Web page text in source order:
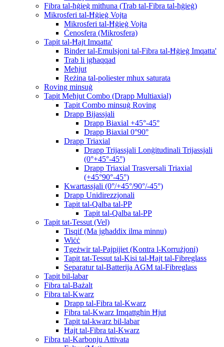
Fibra tal-ħġieġ mitħuna (Trab tal-Fibra tal-ħġieġ)
Mikrosferi tal-Ħġieġ Vojta
Mikrosferi tal-Ħġieġ Vojta
Ċenosfera (Mikrosfera)
Tapit tal-Ħajt Imqatta'
Binder tal-Emulsjoni tal-Fibra tal-Ħġieġ Imqatta'
Trab li jgħaqqad
Meħjut
Reżina tal-poliester mhux saturata
Roving minsuġ
Tapit Meħjut Combo (Drapp Multiaxial)
Tapit Combo minsuġ Roving
Drapp Bijassjali
Drapp Biaxial +45°-45°
Drapp Biaxial 0°90°
Drapp Triaxial
Drapp Trijassjali Lonġitudinali Trijassjali
(0°+45°-45°)
Drapp Triaxial Trasversali Triaxial
(+45°90°-45°)
Kwartassjali (0°/+45°/90°/-45°)
Drapp Unidirezzjonali
Tapit tal-Qalba tal-PP
Tapit tal-Qalba tal-PP
Tapit tat-Tessut (Vel)
Tisqif (Ma jgħaddix ilma minnu)
Wiċċ
Tgeżwir tal-Pajpijiet (Kontra l-Korrużjoni)
Tapit tat-Tessut tal-Kisi tal-Ħajt tal-Fibreglass
Separatur tal-Batterija AGM tal-Fibreglass
Tapit bil-labar
Fibra tal-Bażalt
Fibra tal-Kwarz
Drapp tal-Fibra tal-Kwarz
Fibra tal-Kwarz Imqattgħin Ħjut
Tapit tal-kwarz bil-labar
Ħajt tal-Fibra tal-Kwarz
Fibra tal-Karbonju Attivata